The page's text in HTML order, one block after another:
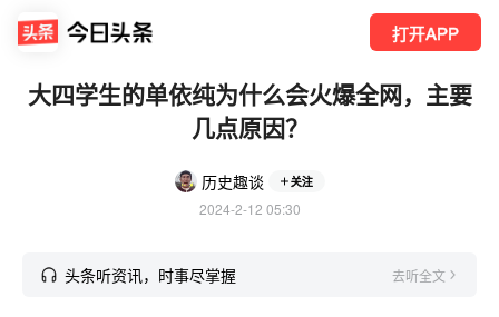
打开APP
大四学生的单依纯为什么会火爆全网，主要
几点原因？
历史趣谈 关注
2024-2-12 05:30
头条听资讯，时事尽掌握 去听全文